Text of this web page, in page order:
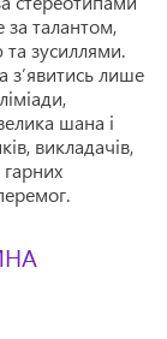
талантом,
зусиллями.
з’явитись лише
шана і
викладачів,